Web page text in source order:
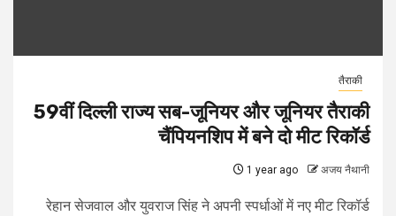
तैराकी
59वीं दिल्ली राज्य सब-जूनियर और जूनियर तैराकी
चैंपियनशिप में बने दो मीट रिकॉर्ड
1 year ago अजय नैथानी
रेहान सेजवाल और युवराज सिंह ने अपनी स्पर्धाओं में नए मीट रिकॉर्ड